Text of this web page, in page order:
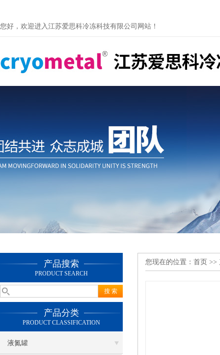
您好，欢迎进入江苏爱思科冷冻科技有限公司网站！
产品搜索
PRODUCT SEARCH
产品分类
PRODUCT CLASSIFICATION
液氮罐
您现在的位置： 首页 >>